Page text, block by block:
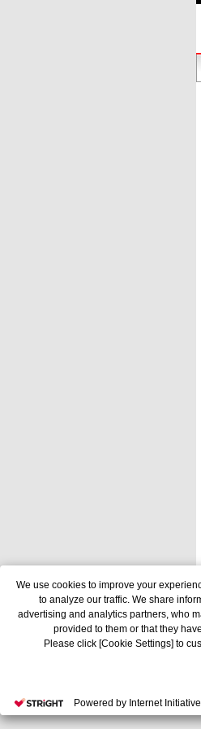
We use cookies to improve your
to analyze our traffic. We share
advertising and analytics partners, who
provided to them or that they
Please click [Cookie Settings] to
Powered by Internet